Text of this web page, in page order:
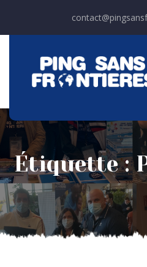
Étiquette :